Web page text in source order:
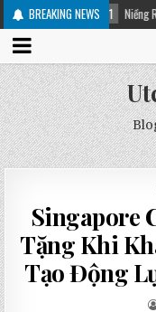
BREAKING NEWS
Niềng Răng Mắc Cài Là Gì?
Singapore
Tặng Khi
Tạo Động